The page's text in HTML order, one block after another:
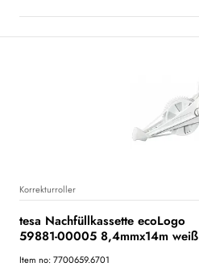
Korrekturroller
tesa Nachfüllkassette ecoLogo
59881-00005 8,4mmx14m weiß
Item no: 7700659.6701